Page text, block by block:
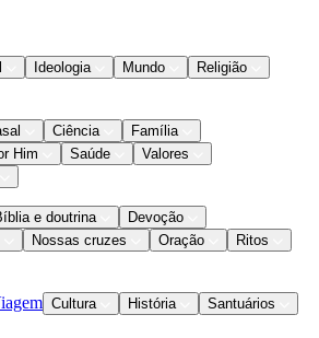
Ideologia Mundo
Religião
Ciência
Família
Him
Saúde
Valores
e doutrina
Devoção
Nossas cruzes Oração
Ritos
Cultura História
Santuários